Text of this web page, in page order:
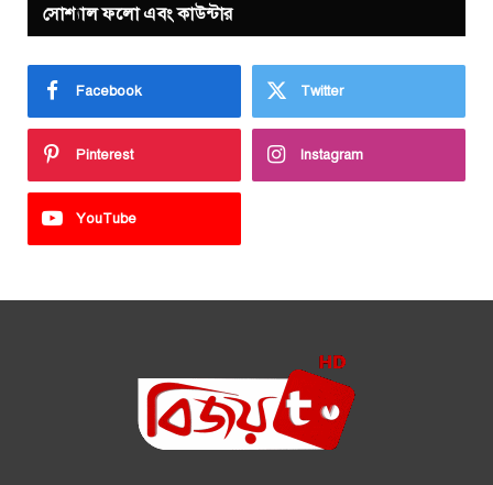
সোশ্যাল ফলো এবং কাউন্টার
Facebook Twitter
Pinterest Instagram
YouTube